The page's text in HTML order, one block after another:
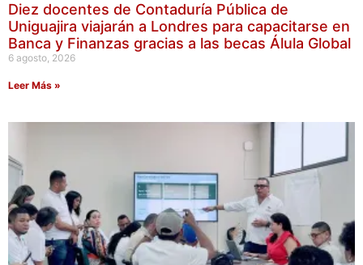
Diez docentes de Contaduría Pública de
Uniguajira viajarán a Londres para capacitarse en
Banca y Finanzas gracias a las becas Álula Global
6 agosto, 2026
Leer Más »